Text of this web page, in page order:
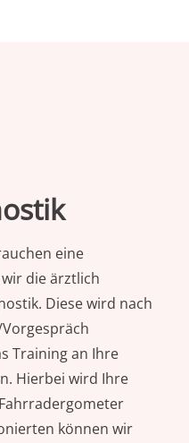
eine
die ärztlich
Diese wird nach
Training an Ihre
Hierbei wird Ihre
können wir